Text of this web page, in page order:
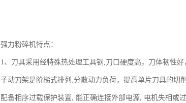
强力粉碎机特点：
1、刀具采用经特殊热处理工具钢,刀口硬度高，刀体韧性
子动刀架是阶梯式排列,分散动力负荷，提高单片刀具的切
配备相序过载保护装置, 能正确连接外部电源, 电机失相或